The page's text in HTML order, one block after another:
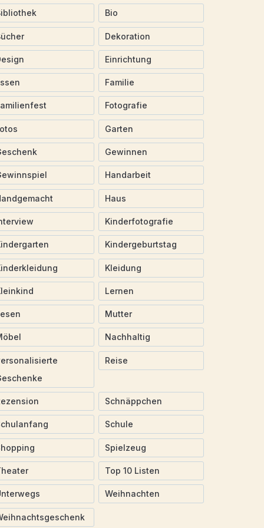
Bio
Dekoration
Einrichtung
Familie
Fotografie
Garten
Gewinnen
Handarbeit
Haus
Kinderfotografie
Kindergeburtstag
Kleidung
Lernen
Mutter
Nachhaltig
Reise
Schnäppchen
Schule
Spielzeug
Top 10 Listen
Weihnachten